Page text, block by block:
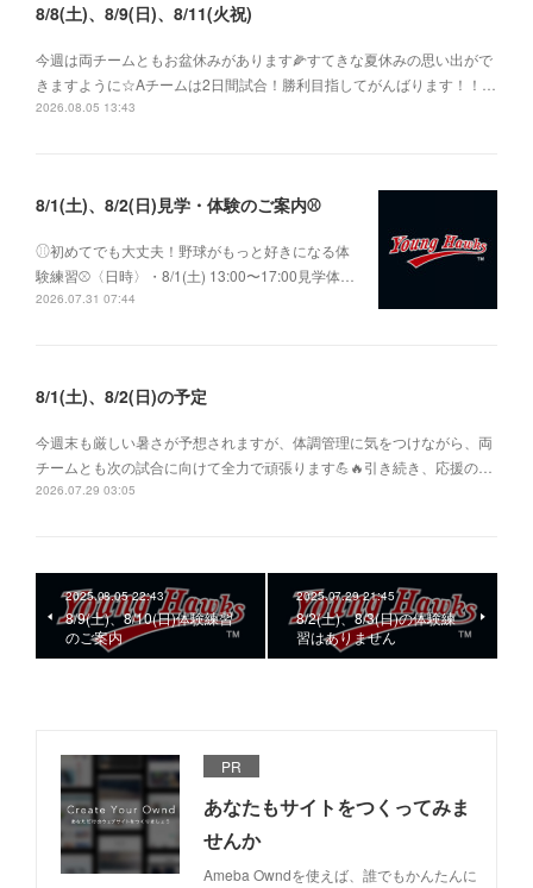
8/8(土)、8/9(日)、8/11(火祝)
今週は両チームともお盆休みがあります🌽すてきな夏休みの思い出がで
きますように☆Aチームは2日間試合！勝利目指してがんばります！！…
2026.08.05 13:43
8/1(土)、8/2(日)見学・体験のご案内⚾️
⚾︎初めてでも大丈夫！野球がもっと好きになる体
験練習⚾〈日時〉・8/1(土) 13:00〜17:00見学体…
2026.07.31 07:44
8/1(土)、8/2(日)の予定
今週末も厳しい暑さが予想されますが、体調管理に気をつけながら、両
チームとも次の試合に向けて全力で頑張ります💪🔥引き続き、応援の…
2026.07.29 03:05
2025.08.05 22:43
8/9(土)、8/10(日)体験練習
のご案内
2025.07.29 21:45
8/2(土)、8/3(日)の体験練
習はありません
PR
あなたもサイトをつくってみま
せんか
Ameba Owndを使えば、誰でもかんたんに